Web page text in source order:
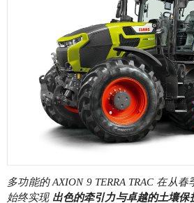
多功能的 AXION 9 TERRA TRAC 在从
始终实现 出色的牵引力与卓越的土壤保